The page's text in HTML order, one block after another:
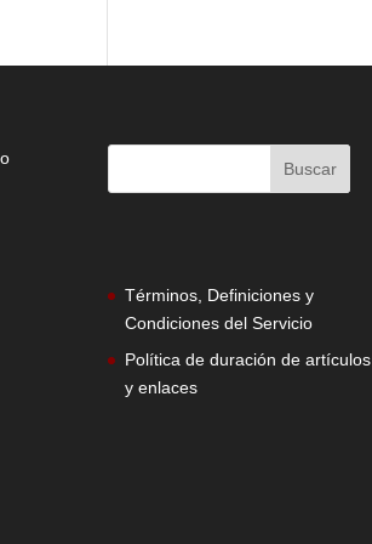
Términos, Definiciones y
Condiciones del Servicio
Política de duración de artículos
y enlaces